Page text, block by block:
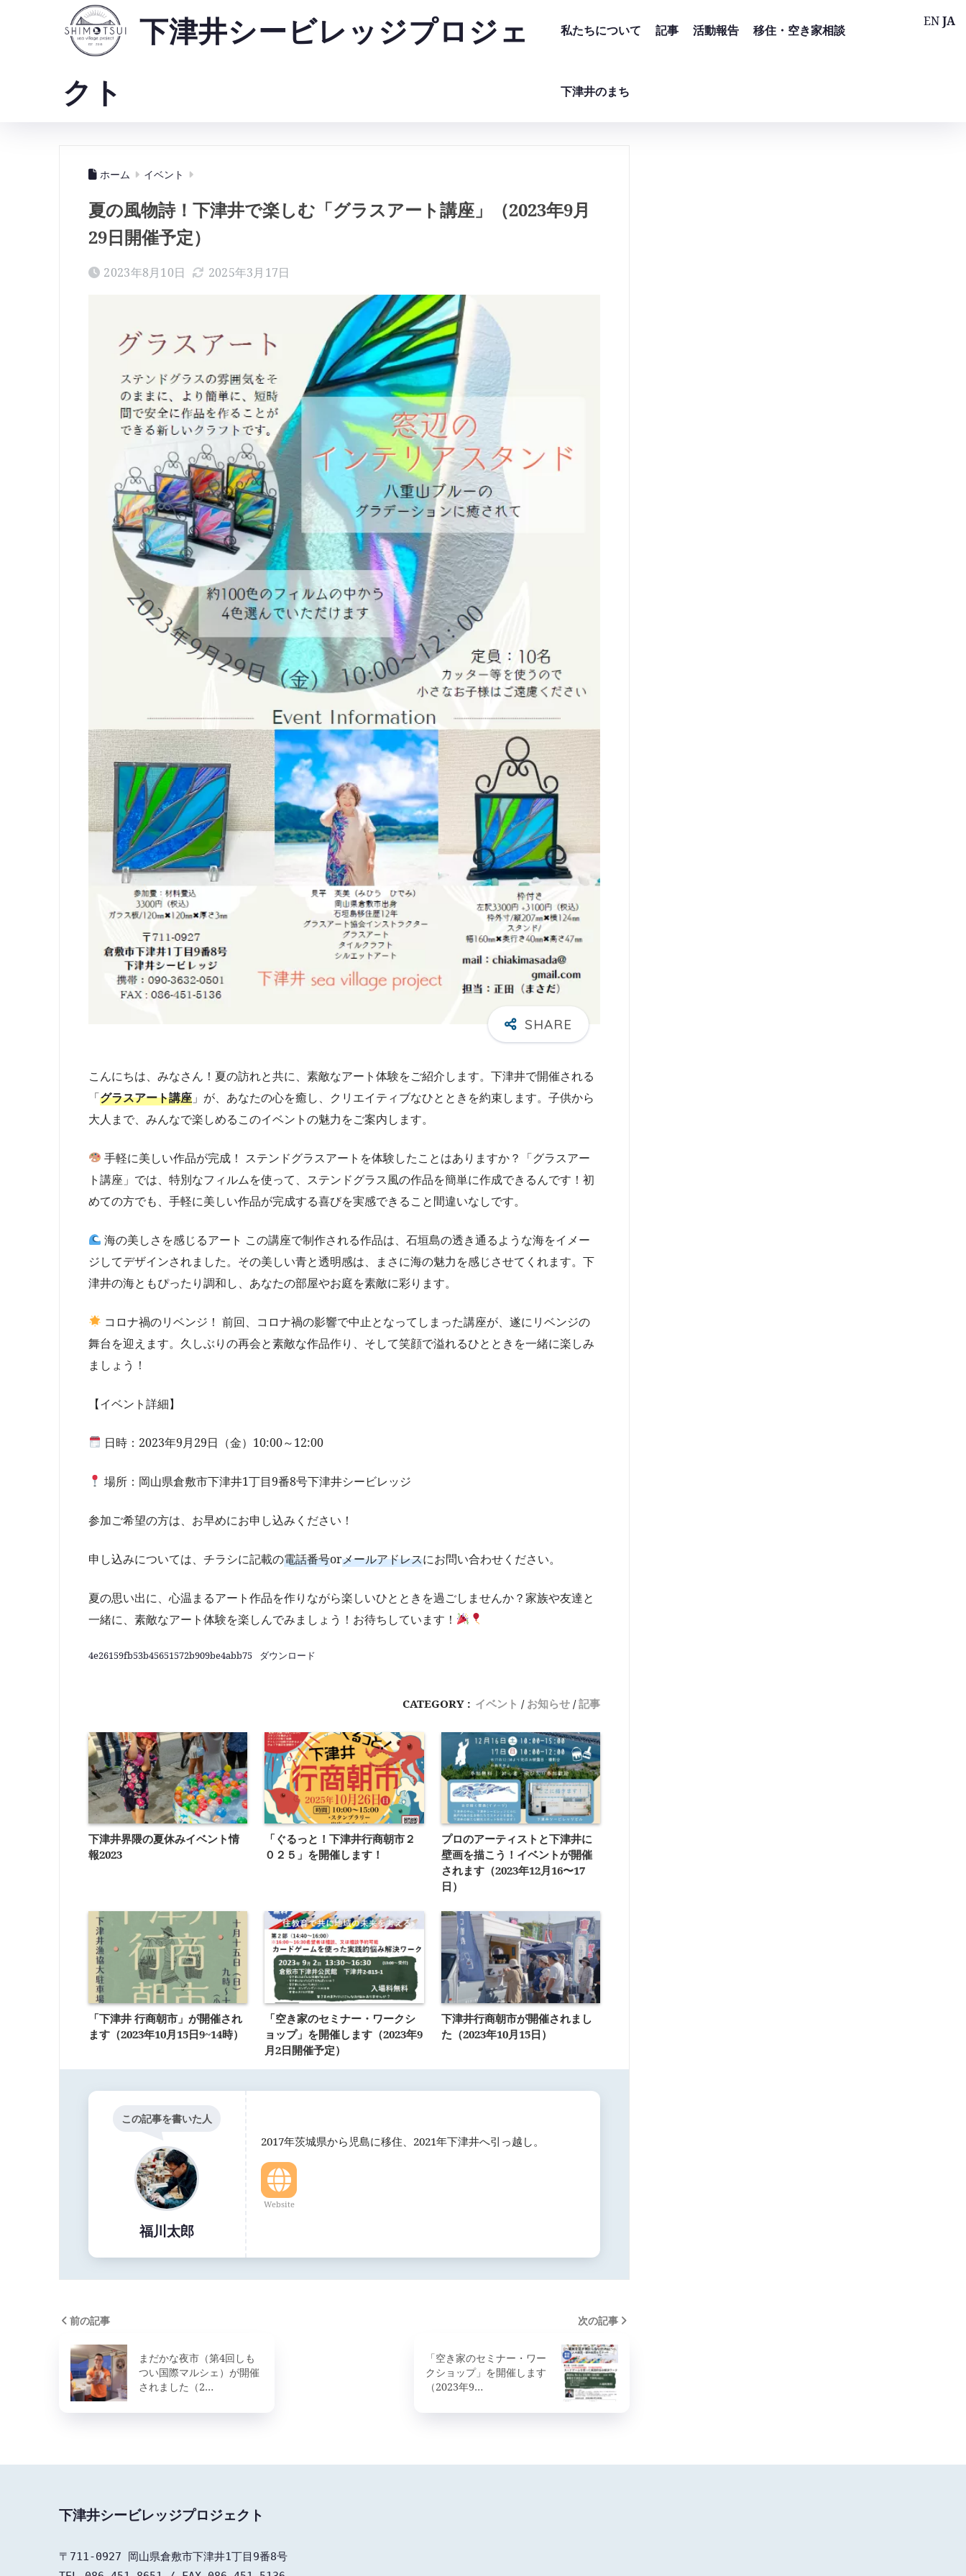
下津井シービレッジプロジェ
クト
私たちについて 記事 活動報告 移住・空き家相談
下津井のまち
ホーム イベント
夏の風物詩！下津井で楽しむ「グラスアート講座」（2023年9月
29日開催予定）
2023年8月10日 2025年3月17日
こんにちは、みなさん！夏の訪れと共に、素敵なアート体験をご紹介します。下津井で開催される
「グラスアート講座 」が、あなたの心を癒し、クリエイティブなひとときを約束します。子供から
大人まで、みんなで楽しめるこのイベントの魅力をご案内します。
手軽に美しい作品が完成！ ステンドグラスアートを体験したことはありますか？「グラスアー
ト講座」では、特別なフィルムを使って、ステンドグラス風の作品を簡単に作成できるんです！初
めての方でも、手軽に美しい作品が完成する喜びを実感できること間違いなしです。
海の美しさを感じるアート この講座で制作される作品は、石垣島の透き通るような海をイメー
ジしてデザインされました。その美しい青と透明感は、まさに海の魅力を感じさせてくれます。下
津井の海ともぴったり調和し、あなたの部屋やお庭を素敵に彩ります。
コロナ禍のリベンジ！ 前回、コロナ禍の影響で中止となってしまった講座が、遂にリベンジの
舞台を迎えます。久しぶりの再会と素敵な作品作り、そして笑顔で溢れるひとときを一緒に楽しみ
ましょう！
【イベント詳細】
日時：2023年9月29日（金）10:00～12:00
場所：岡山県倉敷市下津井1丁目9番8号下津井シービレッジ
参加ご希望の方は、お早めにお申し込みください！
申し込みについては、チラシに記載の電話番号orメールアドレスにお問い合わせください。
夏の思い出に、心温まるアート作品を作りながら楽しいひとときを過ごしませんか？家族や友達と
一緒に、素敵なアート体験を楽しんでみましょう！お待ちしています！
4e26159fb53b45651572b909be4abb75 ダウンロード
CATEGORY : イベント お知らせ 記事
下津井界隈の夏休みイベント情
報2023
「ぐるっと！下津井行商朝市２
０２５」を開催します！
プロのアーティストと下津井に
壁画を描こう！イベントが開催
されます（2023年12月16〜17
日）
「下津井 行商朝市」が開催され
ます（2023年10月15日9~14時）
「空き家のセミナー・ワークシ
ョップ」を開催します（2023年9
月2日開催予定）
下津井行商朝市が開催されまし
た（2023年10月15日）
この記事を書いた人
福川太郎
2017年茨城県から児島に移住、2021年下津井へ引っ越し。
Website
前の記事
まだかな夜市（第4回しも
つい国際マルシェ）が開催
されました（2…
次の記事
「空き家のセミナー・ワー
クショップ」を開催します
（2023年9…
下津井シービレッジプロジェクト
〒711-0927 岡山県倉敷市下津井1丁目9番8号
ENJA